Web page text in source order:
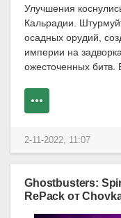
Улучшения
Кальрадии.
осадных орудий,
империи на
ожесточенных битв.
2-11-2022, 11:07
Ghostbusters:
RePack от